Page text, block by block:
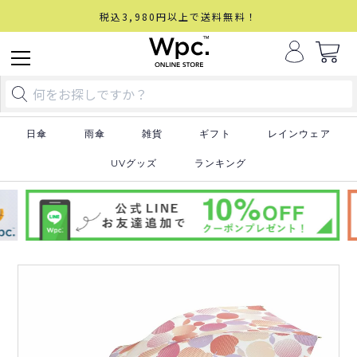
税込3,980円以上で送料無料！
日傘 雨傘 雑貨 ギフト レインウェア
UVグッズ ランキング